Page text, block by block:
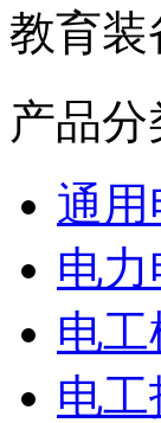
教育装
产品分
通
电
电
电